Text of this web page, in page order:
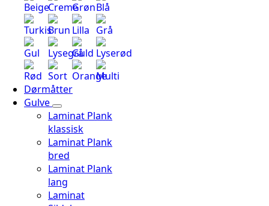
BeigeCremeGrønBlå
TurkisBrun Lilla Grå
Gul
LysegråGuld Lyserød
Rød Sort OrangeMulti
Dørmåtter
Gulve
Laminat Plank
klassisk
Laminat Plank
bred
Laminat Plank
lang
Laminat